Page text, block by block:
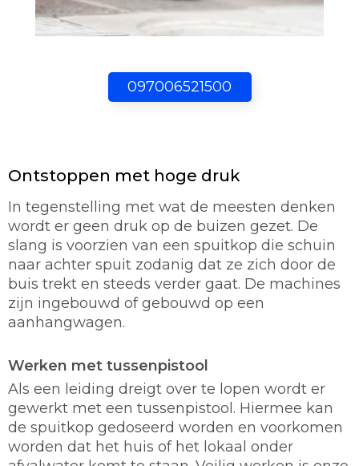
097006521500
Ontstoppen met hoge druk
In tegenstelling met wat de meesten denken
wordt er geen druk op de buizen gezet. De
slang is voorzien van een spuitkop die schuin
naar achter spuit zodanig dat ze zich door de
buis trekt en steeds verder gaat. De machines
zijn ingebouwd of gebouwd op een
aanhangwagen.
Werken met tussenpistool
Als een leiding dreigt over te lopen wordt er
gewerkt met een tussenpistool. Hiermee kan
de spuitkop gedoseerd worden en voorkomen
worden dat het huis of het lokaal onder